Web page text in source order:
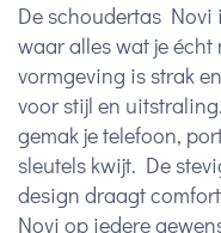
De schoudertas Novi
waar alles wat je
vormgeving is strak
voor stijl en
gemak je telefoon,
sleutels kwijt. De
design draagt
Novi op iedere